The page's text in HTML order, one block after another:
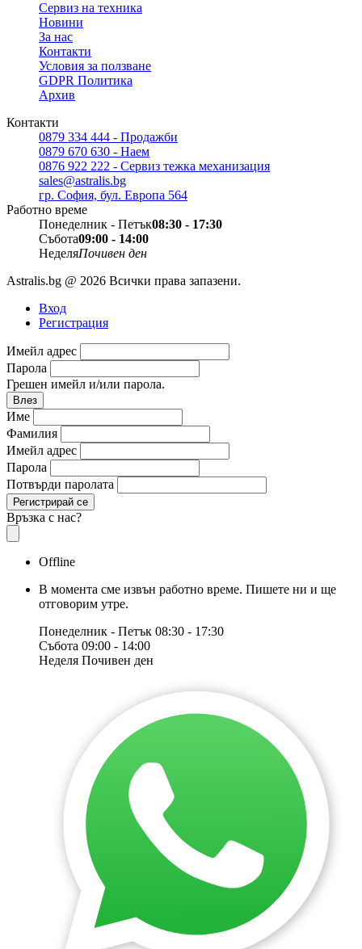
Сервиз на техника
Новини
За нас
Контакти
Условия за ползване
GDPR Политика
Архив
Контакти
0879 334 444 - Продажби
0879 670 630 - Наем
0876 922 222 - Сервиз тежка механизация
sales@astralis.bg
гр. София, бул. Европа 564
Работно време
Понеделник - Петък08:30 - 17:30
Събота09:00 - 14:00
НеделяПочивен ден
Astralis.bg @ 2026 Всички права запазени.
Вход
Регистрация
Имейл адрес
Парола
Грешен имейл и/или парола.
Влез
Име
Фамилия
Имейл адрес
Парола
Потвърди паролата
Регистрирай се
Връзка с нас?
Offline
В момента сме извън работно време. Пишете ни и ще
отговорим утре.
Понеделник - Петък 08:30 - 17:30
Събота 09:00 - 14:00
Неделя Почивен ден